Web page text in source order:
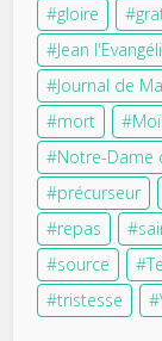
gloire
Jean
Journal de
mort
Notre-Dame
précurseur
repas
source
tristesse